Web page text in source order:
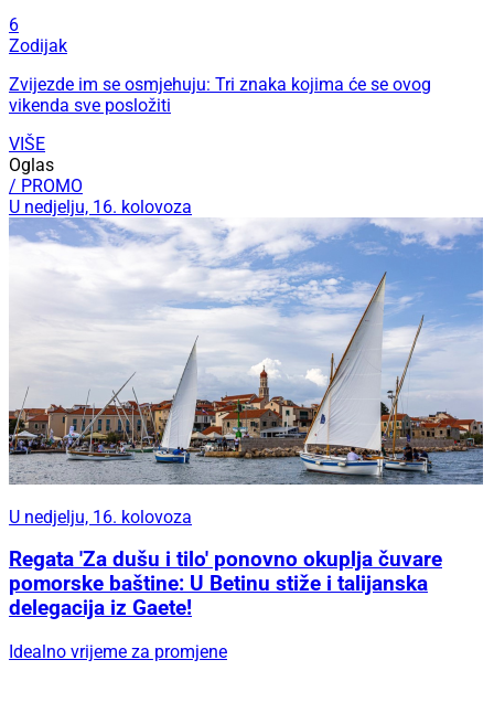
6
Zodijak
Zvijezde im se osmjehuju: Tri znaka kojima će se ovog
vikenda sve posložiti
VIŠE
Oglas
/ PROMO
U nedjelju, 16. kolovoza
U nedjelju, 16. kolovoza
Regata 'Za dušu i tilo' ponovno okuplja čuvare
pomorske baštine: U Betinu stiže i talijanska
delegacija iz Gaete!
Idealno vrijeme za promjene